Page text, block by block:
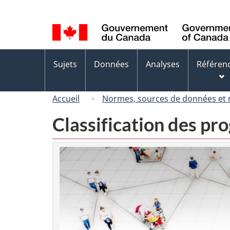
de
la
langue
des
Sujets Données Analyses
Accueil Normes, sources de données et
Classification des